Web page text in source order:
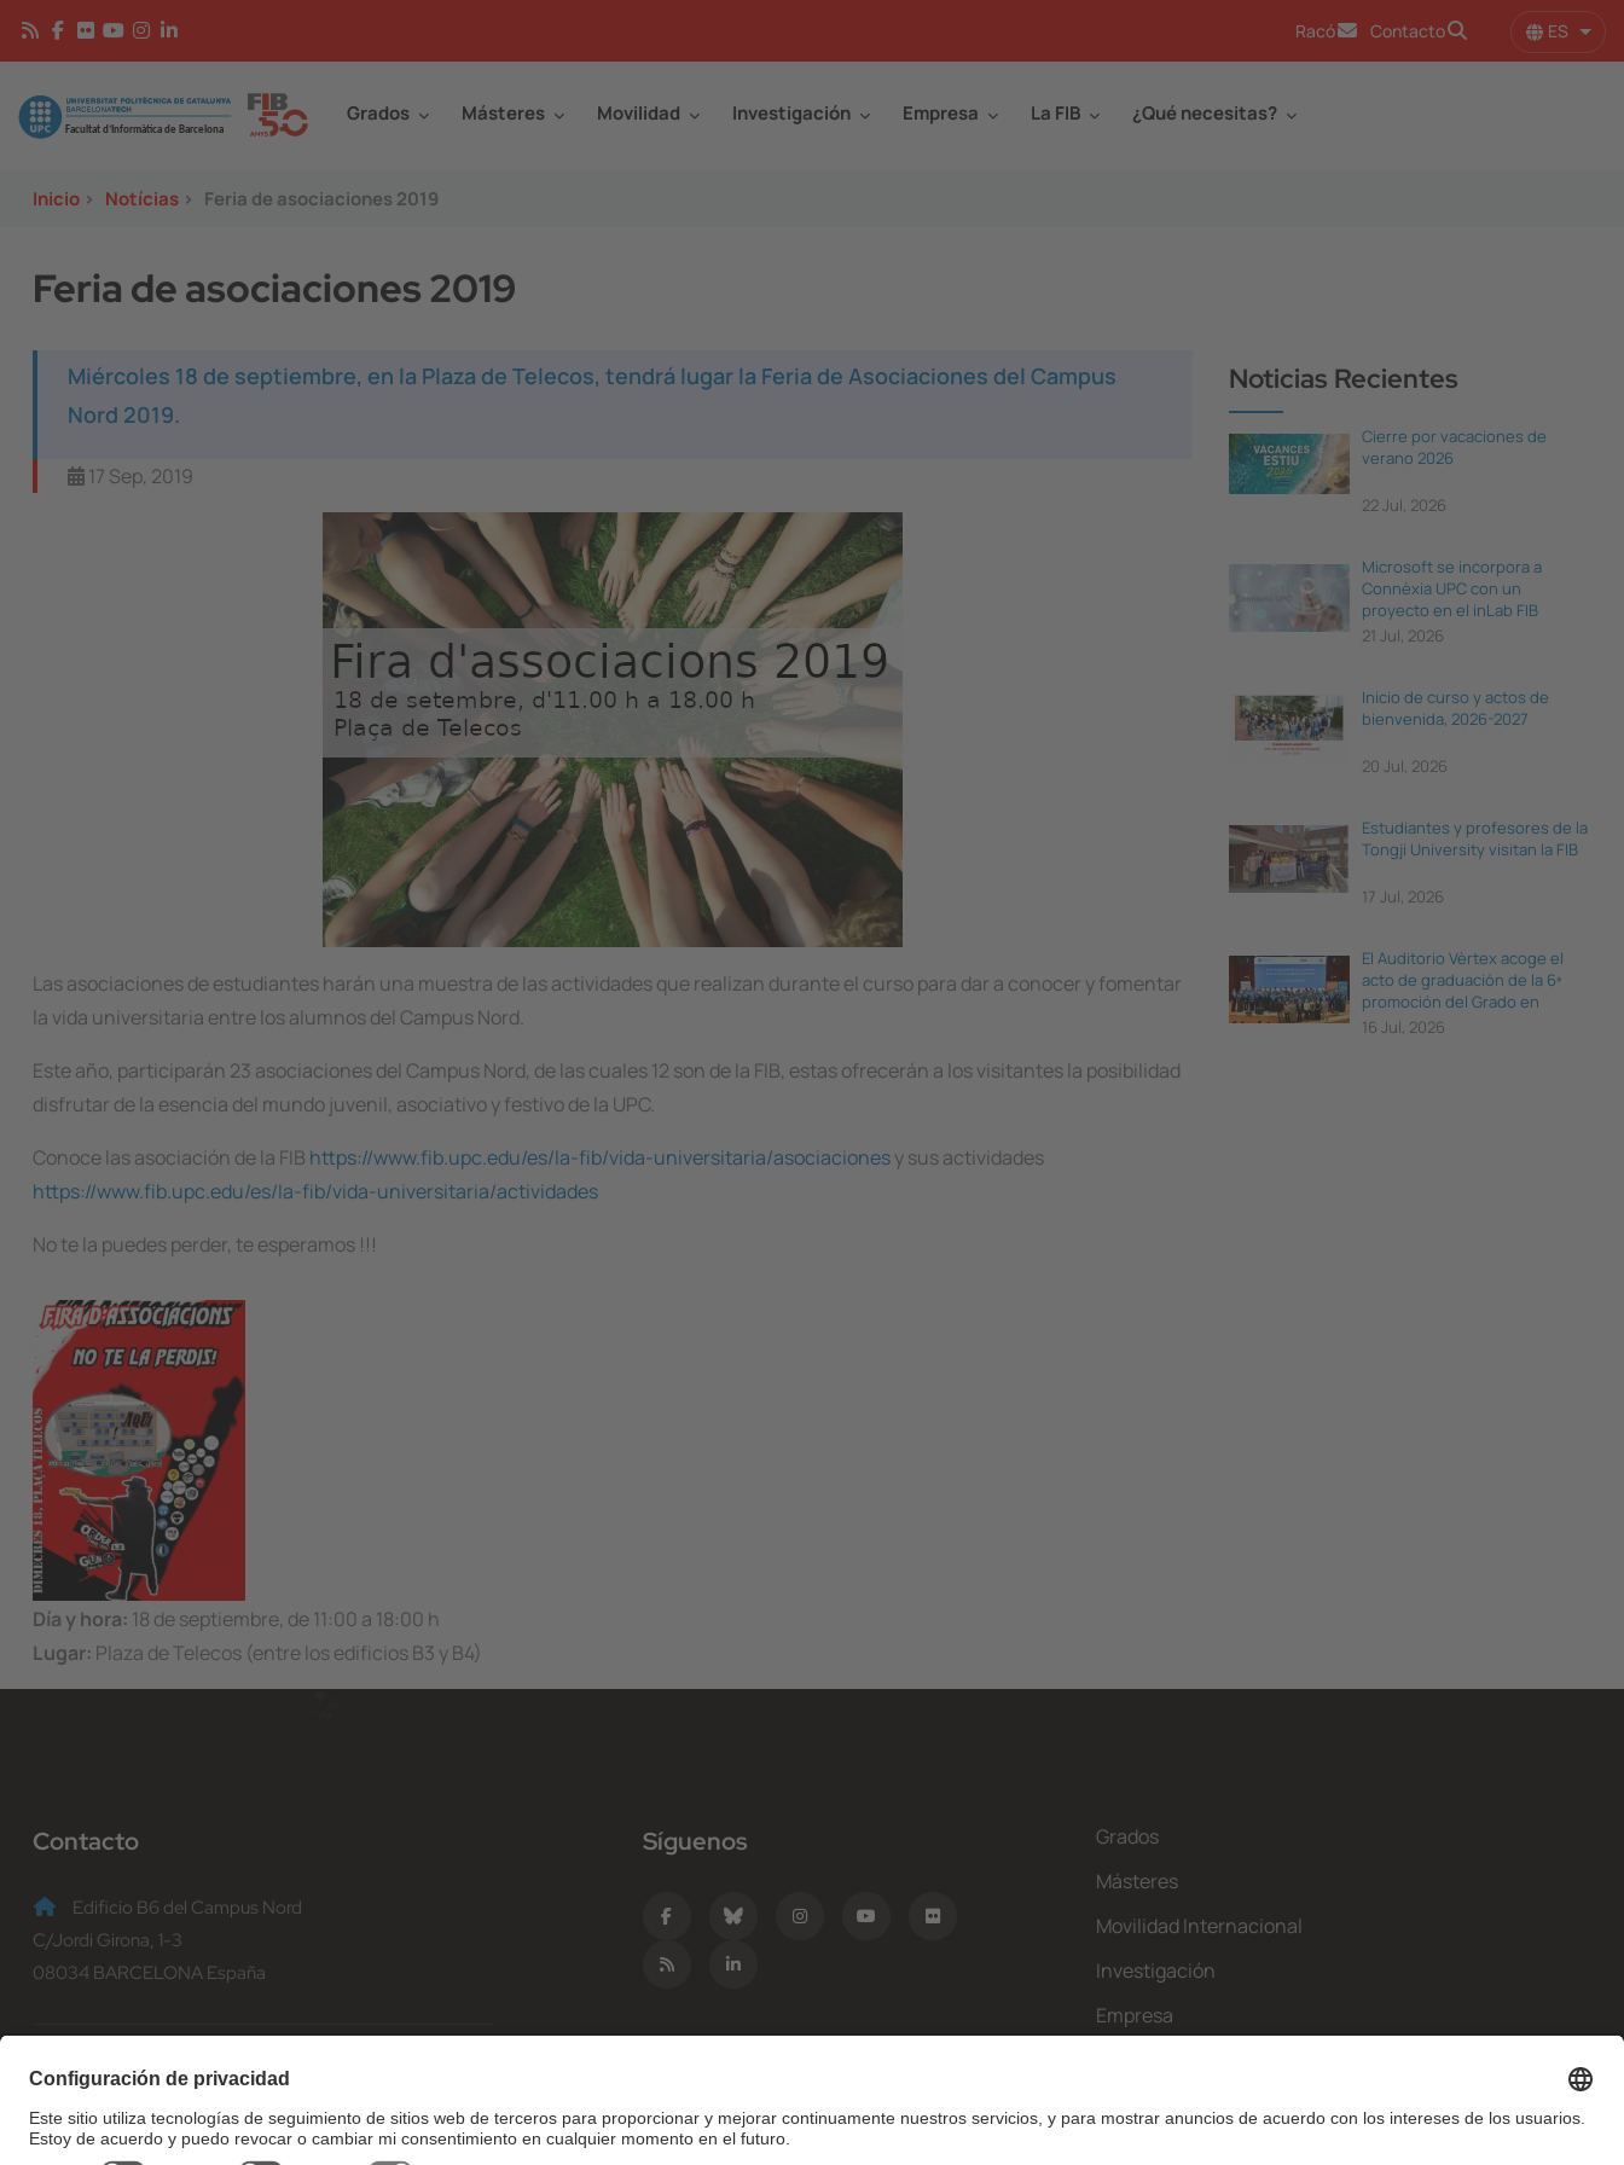
Pasar al contenido principal
Racó Contacto ES
Image Grados Másteres Movilidad Investigación Empresa La FIB ¿Qué necesitas?
Inicio > Notícias > Feria de asociaciones 2019
Feria de asociaciones 2019
Miércoles 18 de septiembre, en la Plaza de Telecos, tendrá lugar la Feria de Asociaciones del Campus
Nord 2019.
17 Sep, 2019
Las asociaciones de estudiantes harán una muestra de las actividades que realizan durante el curso para dar a conocer y fomentar
la vida universitaria entre los alumnos del Campus Nord.
Este año, participarán 23 asociaciones del Campus Nord, de las cuales 12 son de la FIB, estas ofrecerán a los visitantes la posibilidad
disfrutar de la esencia del mundo juvenil, asociativo y festivo de la UPC.
Conoce las asociación de la FIB https://www.fib.upc.edu/es/la-fib/vida-universitaria/asociacionesy sus actividades
https://www.fib.upc.edu/es/la-fib/vida-universitaria/actividades
No te la puedes perder, te esperamos !!!
Image
Día y hora: 18 de septiembre, de 11:00 a 18:00 h
Lugar: Plaza de Telecos (entre los edificios B3 y B4)
Noticias Recientes
Cierre por vacaciones de
verano 2026
22 Jul, 2026
Microsoft se incorpora a
Connèxia UPC con un
proyecto en el inLab FIB
21 Jul, 2026
Inicio de curso y actos de
bienvenida, 2026-2027
20 Jul, 2026
Estudiantes y profesores de la
Tongji University visitan la FIB
17 Jul, 2026
El Auditorio Vèrtex acoge el
acto de graduación de la 6ª
promoción del Grado en
Ciencia e Ingeniería de Datos
16 Jul, 2026
Contacto
Edificio B6 del Campus Nord
C/Jordi Girona, 1-3
08034 BARCELONA España
informacio@fib.upc.edu
Síguenos
Grados
Másteres
Movilidad Internacional
Investigación
Empresa